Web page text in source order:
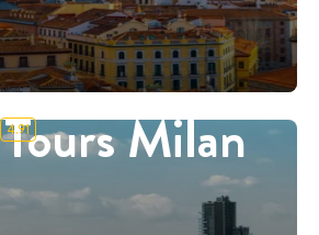
Milan
4.91